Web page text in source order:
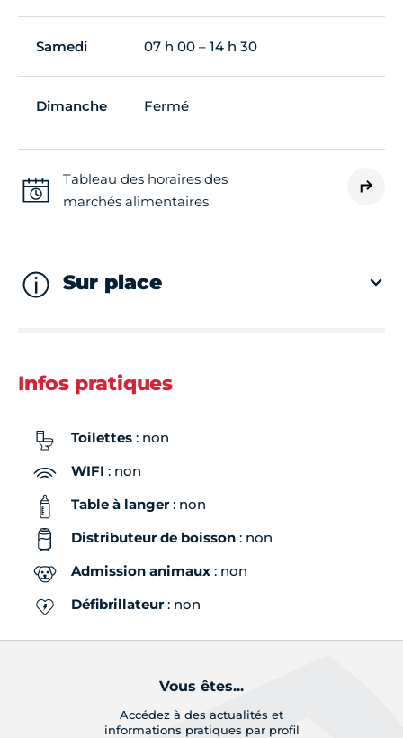
Samedi 07 h 00 – 14 h 30
Dimanche Fermé
Tableau des horaires des
marchés alimentaires
Sur place
Infos pratiques
Toilettes : non
WIFI : non
Table à langer: non
Distributeur de boisson : non
Admission animaux : non
Défibrillateur: non
Vous êtes...
Accédez à des actualités et
informations pratiques par profil